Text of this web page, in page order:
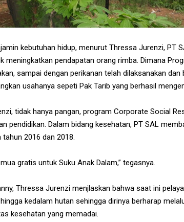
kebutuhan hidup, menurut Thressa Jurenzi, PT
meningkatkan pendapatan orang rimba. Dimana
sampai dengan perikanan telah dilaksanakan
usahanya sepeti Pak Tarib yang berhasil
tidak hanya pangan, program Corporate Social
pendidikan. Dalam bidang kesehatan, PT SAL
2016 dan 2018.
gratis untuk Suku Anak Dalam,” tegasnya.
Thressa Jurenzi menjlaskan bahwa saat ini
kedalam hutan sehingga dirinya berharap
kesehatan yang memadai.